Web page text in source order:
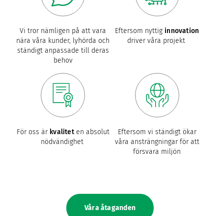
Vi tror nämligen på att vara
nära våra kunder, lyhörda och
ständigt anpassade till deras
behov
Eftersom nyttiginnovation
driver våra projekt
För oss är kvaliteten absolut
nödvändighet
Eftersom vi ständigt ökar
våra ansträngningar för att
försvara miljön
Våra åtaganden